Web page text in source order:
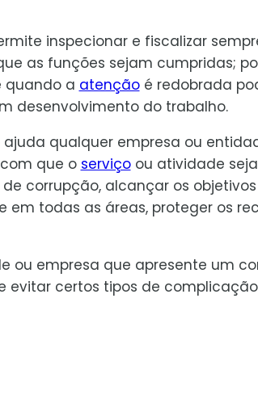
inspecionar e fiscalizar
as funções sejam cumpridas;
quando a atençãoé redobrada
desenvolvimento do trabalho.
qualquer empresa ou
que o serviçoou atividade
corrupção, alcançar os
todas as áreas, proteger os
ou empresa que apresente um
evitar certos tipos de